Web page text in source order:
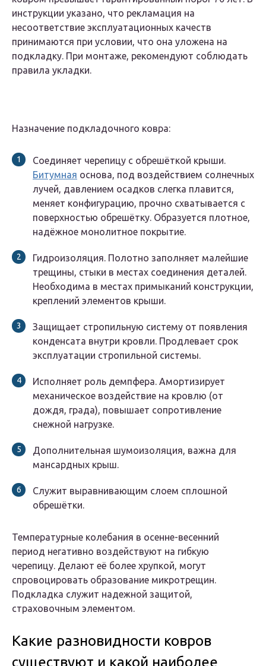
инструкции указано, что рекламация на
несоответствие эксплуатационных качеств
принимаются при условии, что она уложена на
подкладку. При монтаже, рекомендуют соблюдать
правила укладки.
Назначение подкладочного ковра:
Соединяет черепицу с обрешёткой крыши.
Битумная основа, под воздействием солнечных
лучей, давлением осадков слегка плавится,
меняет конфигурацию, прочно схватывается с
поверхностью обрешётку. Образуется плотное,
надёжное монолитное покрытие.
Гидроизоляция. Полотно заполняет малейшие
трещины, стыки в местах соединения деталей.
Необходима в местах примыканий конструкции,
креплений элементов крыши.
Защищает стропильную систему от появления
конденсата внутри кровли. Продлевает срок
эксплуатации стропильной системы.
Исполняет роль демпфера. Амортизирует
механическое воздействие на кровлю (от
дождя, града), повышает сопротивление
снежной нагрузке.
Дополнительная шумоизоляция, важна для
мансардных крыш.
Служит выравнивающим слоем сплошной
обрешётки.
Температурные колебания в осенне-весенний
период негативно воздействуют на гибкую
черепицу. Делают её более хрупкой, могут
спровоцировать образование микротрещин.
Подкладка служит надежной защитой,
страховочным элементом.
Какие разновидности ковров
существуют и какой наиболее